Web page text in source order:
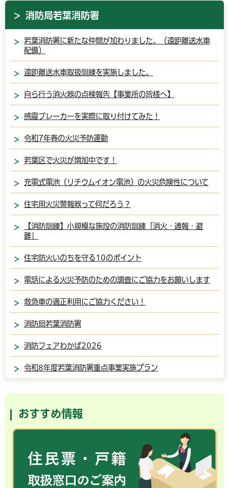
消防局若葉消防署
若葉消防署に新たな仲間が加わりました。（遠距離送水車
配備）
遠距離送水車取扱訓練を実施しました。
自ら行う消火器の点検報告【事業所の皆様へ】
感震ブレーカーを実際に取り付けてみた！
令和7年春の火災予防運動
若葉区で火災が増加中です！
充電式電池（リチウムイオン電池）の火災危険性について
住宅用火災警報器って何だろう？
【消防訓練】小規模な施設の消防訓練「消火・通報・避
難」
住宅防火いのちを守る10のポイント
電話による火災予防のための調査にご協力をお願いします
救急車の適正利用にご協力ください！
消防局若葉消防署
消防フェアわかば2026
令和8年度若葉消防署重点事業実施プラン
おすすめ情報